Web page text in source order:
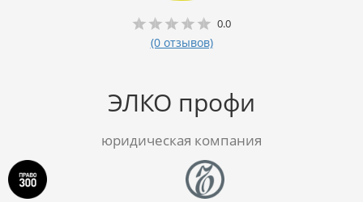
0.0
(0 отзывов)
ЭЛКО профи
юридическая компания